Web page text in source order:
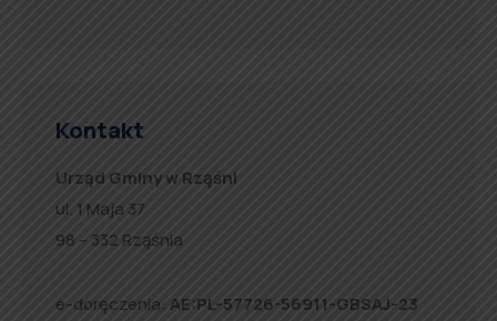
Kontakt
Urząd Gminy w Rząśni
ul. 1 Maja 37
98 – 332 Rząśnia
e-doręczenia: AE:PL-57726-56911-GBSAJ-23